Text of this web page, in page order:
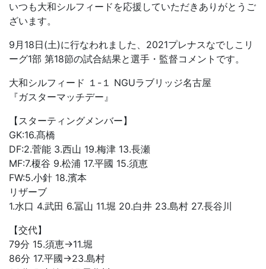
いつも大和シルフィードを応援していただきありがとうご
ざいます。
9月18日(土)に行なわれました、2021プレナスなでしこリ
ーグ1部 第18節の試合結果と選手・監督コメントです。
大和シルフィード １-１ NGUラブリッジ名古屋
『ガスターマッチデー』
【スターティングメンバー】
GK:16.髙橋
DF:2.菅能 3.西山 19.梅津 13.長瀬
MF:7.榎谷 9.松浦 17.平國 15.須恵
FW:5.小針 18.濱本
リザーブ
1.水口 4.武田 6.冨山 11.堀 20.白井 23.島村 27.長谷川
【交代】
79分 15.須恵→11.堀
86分 17.平國→23.島村